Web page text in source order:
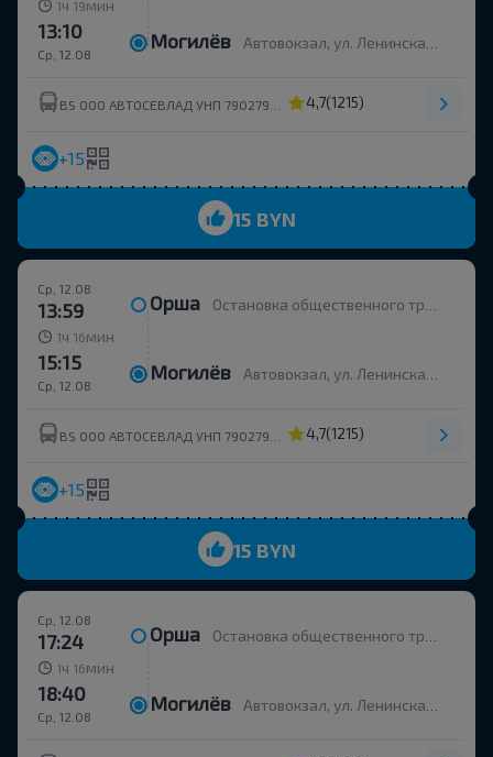
1ч 19 мин
Ср, 12.08
13:10 Могилёв Автовокзал, ул. Ленинская 93
4,7(1215)
+15
15 BYN
Ср, 12.08
13:59 Орша Остановка общественного транспорта Улица Строителей
1ч 16 мин
Ср, 12.08
15:15 Могилёв Автовокзал, ул. Ленинская 93
4,7(1215)
+15
15 BYN
Ср, 12.08
17:24 Орша Остановка общественного транспорта Улица Строителей
1ч 16 мин
Ср, 12.08
18:40 Могилёв Автовокзал, ул. Ленинская 93